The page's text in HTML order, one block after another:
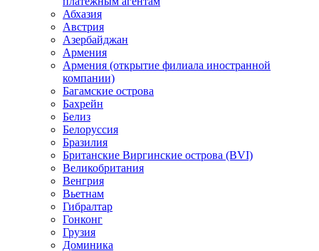
Абхазия
Австрия
Азербайджан
Армения
Армения (открытие филиала иностранной
компании)
Багамские острова
Бахрейн
Белиз
Белоруссия
Бразилия
Британские Виргинские острова (BVI)
Великобритания
Венгрия
Вьетнам
Гибралтар
Гонконг
Грузия
Доминика